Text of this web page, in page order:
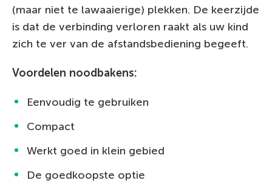
(maar niet te lawaaierige) plekken. De keerzijde
is dat de verbinding verloren raakt als uw kind
zich te ver van de afstandsbediening begeeft.
Voordelen noodbakens:
Eenvoudig te gebruiken
Compact
Werkt goed in klein gebied
De goedkoopste optie